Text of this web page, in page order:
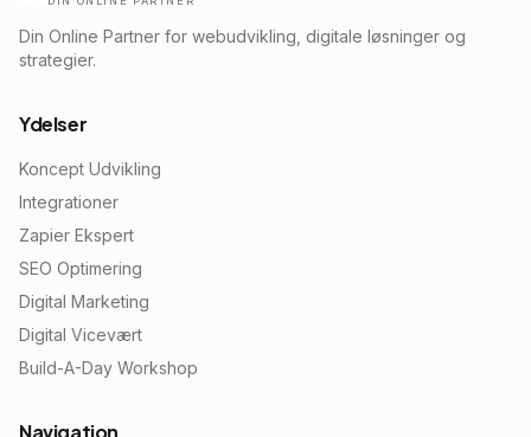
Din Online Partner for webudvikling, digitale løsninger og
strategier.
Ydelser
Koncept Udvikling
Integrationer
Zapier Ekspert
SEO Optimering
Digital Marketing
Digital Vicevært
Build-A-Day Workshop
Navigation